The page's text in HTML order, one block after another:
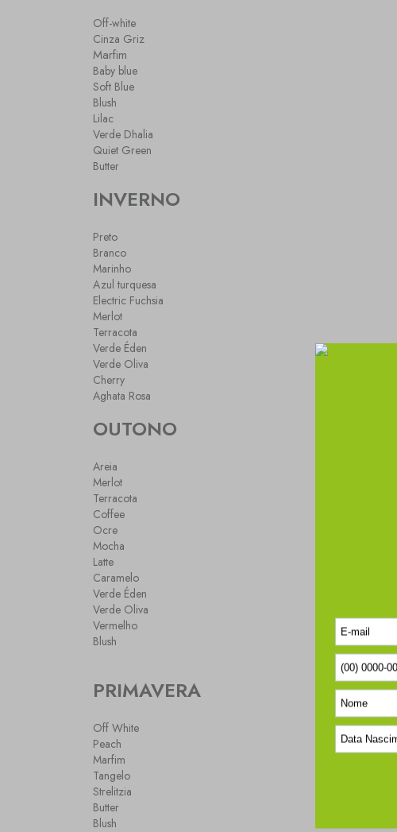
Off-white
Cinza Griz
Marfim
Baby blue
Soft Blue
Blush
Lilac
Verde Dhalia
Quiet Green
Butter
INVERNO
Preto
Branco
Marinho
Azul turquesa
Electric Fuchsia
Merlot
Terracota
Verde Éden
Verde Oliva
Cherry
Aghata Rosa
OUTONO
Areia
Merlot
Terracota
Coffee
Ocre
Mocha
Latte
Caramelo
Verde Éden
Verde Oliva
Vermelho
Blush
PRIMAVERA
Off White
Peach
Marfim
Tangelo
Strelitzia
Butter
Blush